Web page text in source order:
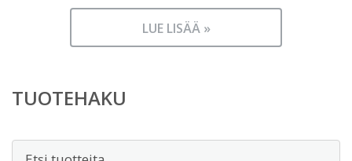
LUE LISÄÄ »
TUOTEHAKU
Etsi: